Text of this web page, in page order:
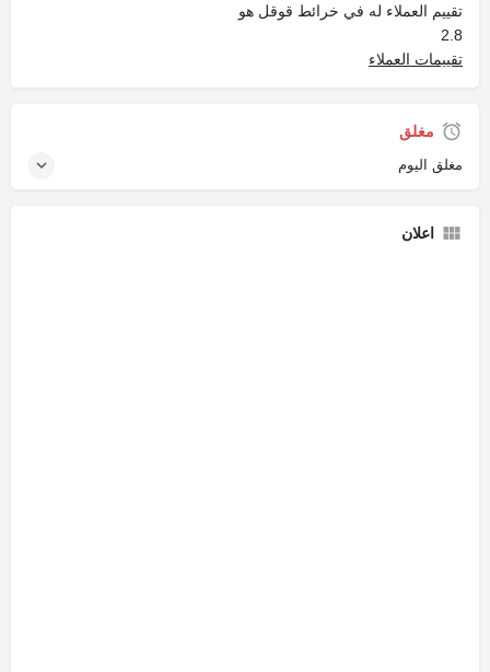
تقييم العملاء له في خرائط قوقل هو
2.8
تقييمات العملاء
مغلق
مغلق اليوم
اعلان